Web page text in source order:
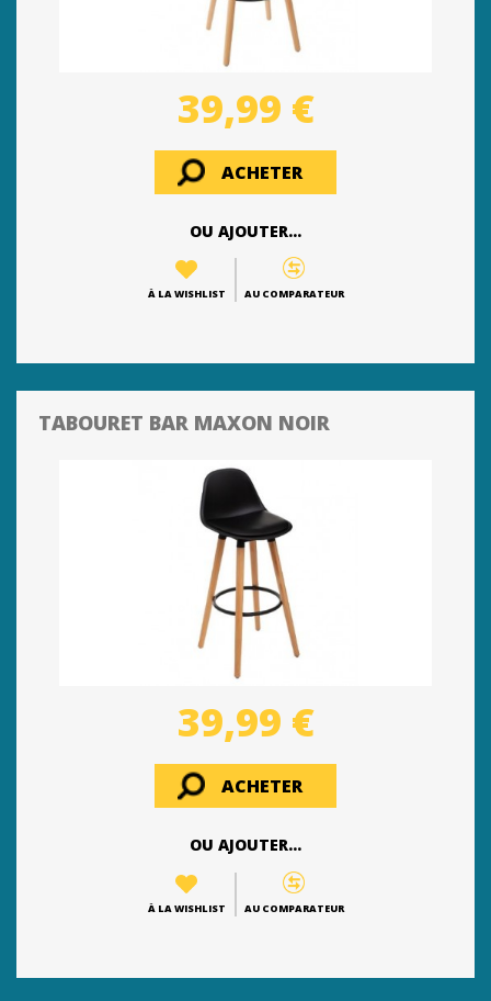
39,99 €
ACHETER
OU AJOUTER...
À LA WISHLIST AU COMPARATEUR
TABOURET BAR MAXON NOIR
39,99 €
ACHETER
OU AJOUTER...
À LA WISHLIST AU COMPARATEUR